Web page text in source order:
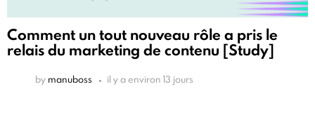
Comment un tout nouveau rôle a pris le
relais du marketing de contenu [Study]
by manuboss il y a environ 13 jours